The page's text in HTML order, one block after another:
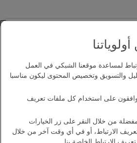
سكاي واردز طيران الإمارات
واردز طيران الإمارات
الارتباط
لمساعدة موقعنا الشبكي في العمل
والتسويق وتخصيص المحتوى ليكون مناسبا
توافقون على استخدام كل ملفات تعريف
من خلال النقر على زر الخيارات
الارتباط، أو في أي وقت آخر من خلال
الارتباط الخاصة بنا.